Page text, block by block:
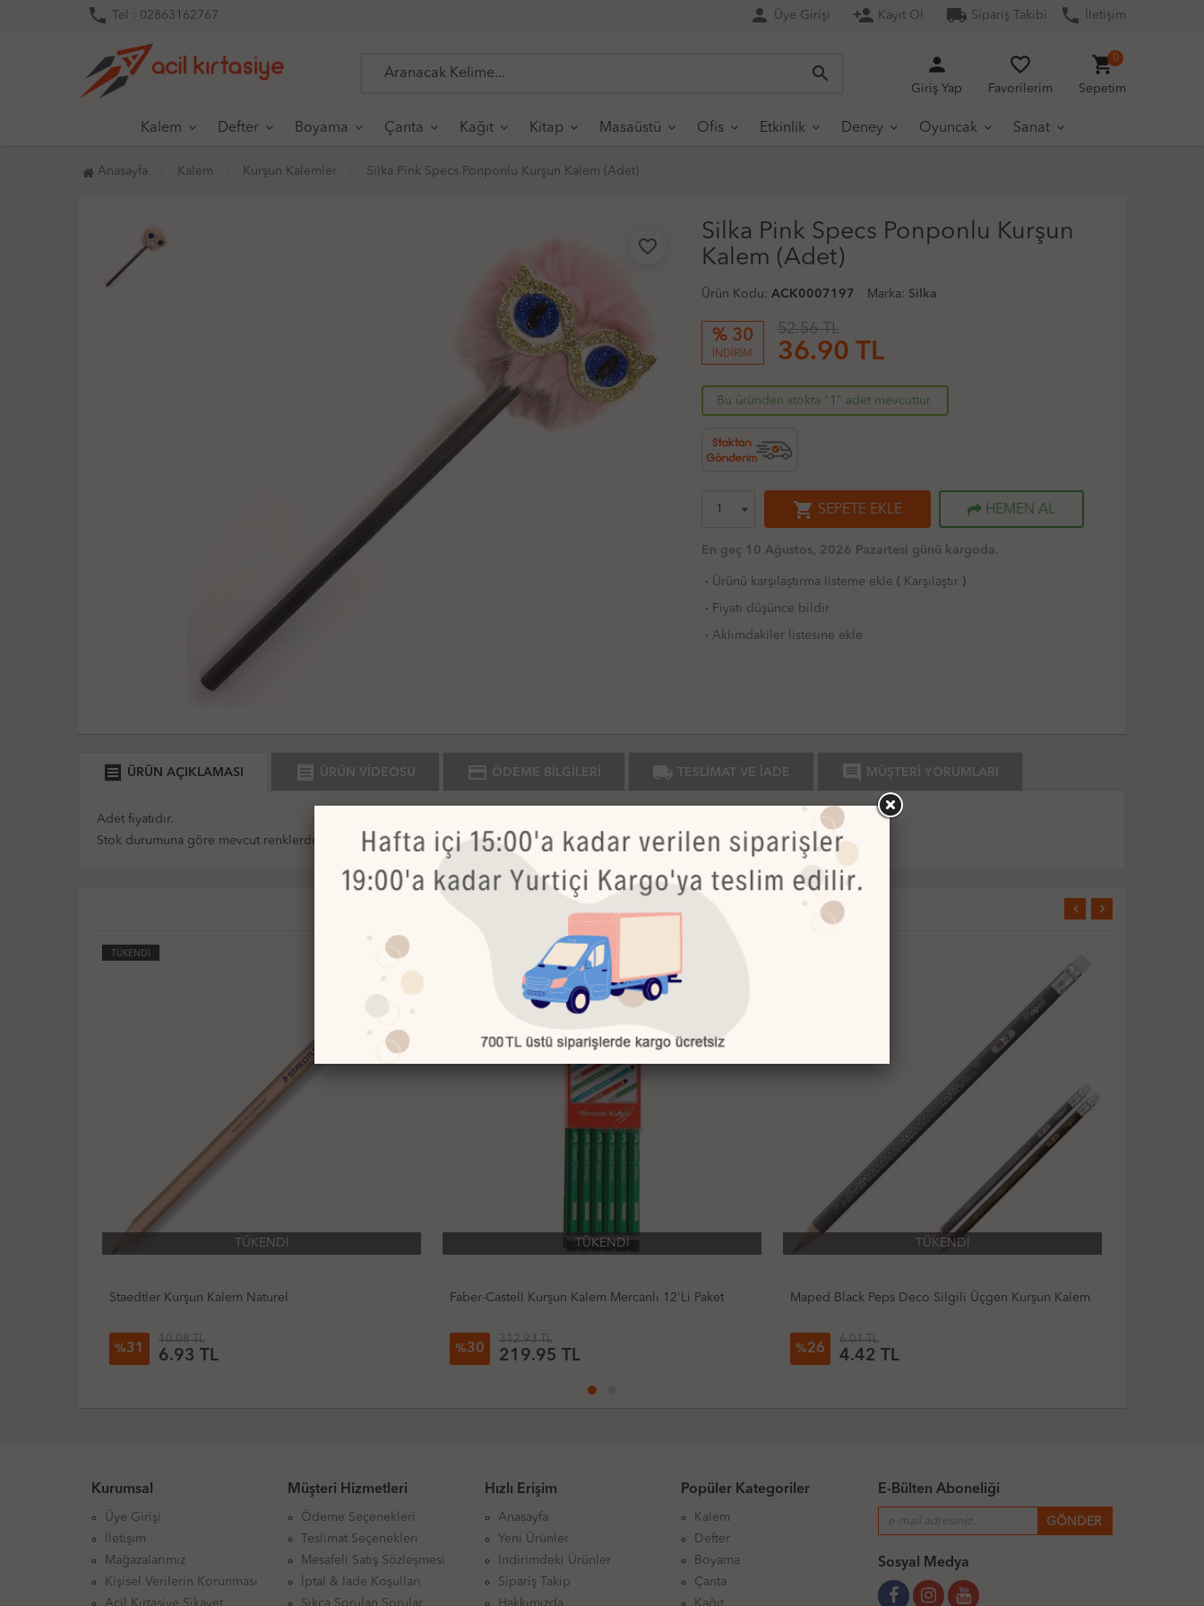
phone Tel : 02863162767 person Üye Girişi person_add Kayıt Ol local_shipping Sipariş Takibi phone İletişim
search person
Giriş Yap
favorite_border
Favorilerim
shopping_cart
Sepetim
0
Kalem Defter Boyama Çanta Kağıt Kitap Masaüstü Ofis Etkinlik Deney Oyuncak Sanat
Anasayfa Kalem Kurşun Kalemler Silka Pink Specs Ponponlu Kurşun Kalem (Adet)
favorite_border
Silka Pink Specs Ponponlu Kurşun
Kalem (Adet)
Ürün Kodu: ACK0007197 Marka: Silka
% 30
İNDİRİM
52.56 TL
36.90 TL
Bu üründen stokta "1" adet mevcuttur.
shopping_cart SEPETE EKLE HEMEN AL
En geç 10 Ağustos, 2026 Pazartesi günü kargoda.
· Ürünü karşılaştırma listeme ekle ( Karşılaştır)
· Fiyatı düşünce bildir
· Aklımdakiler listesine ekle
receipt ÜRÜN AÇIKLAMASI receipt ÜRÜN VİDEOSU credit_card ÖDEME BİLGİLERİ local_shipping TESLİMAT VE İADE comment MÜŞTERİ YORUMLARI
Adet fiyatıdır.
Stok durumuna göre mevcut renklerden biri gönderilir.
Bu Ürünler de İlginizi Çekebilir
Faber-Castell Kurşun Kalem Mercanlı 12'Li Paket
TÜKENDİ
Maped Black Peps Deco Silgili Üçgen Kurşun Kalem
%26
Fatih Silgili Kurşun Kalem Hb Black Mind
Kurumsal
Üye Girişi
İletişim
Mağazalarımız
Kişisel Verilerin Korunması
Müşteri Hizmetleri
Ödeme Seçenekleri
Teslimat Seçenekleri
Mesafeli Satış Sözleşmesi
İptal & İade Koşulları
Hızlı Erişim
Anasayfa
Yeni Ürünler
İndirimdeki Ürünler
Sipariş Takip
Popüler Kategoriler
Kalem
Defter
Boyama
Çanta
E-Bülten Aboneliği
Sosyal Medya